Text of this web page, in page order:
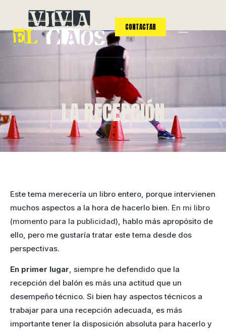
CONTACTAR
LA RECEPCIÓN
Este tema merecería un libro entero, porque intervienen
muchos aspectos a la hora de hacerlo bien. En mi libro
(momento para la publicidad), hablo más apropósito de
ello, pero me gustaría tratar este tema desde dos
perspectivas.
En primer lugar, siempre he defendido que la
recepción del balón es más una actitud que un
desempeño técnico. Si bien hay aspectos técnicos a
trabajar para una recepción adecuada, es más
importante tener la disposición absoluta para hacerlo y